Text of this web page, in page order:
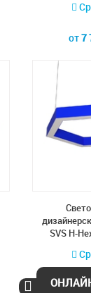
от7
SVS H-
от7